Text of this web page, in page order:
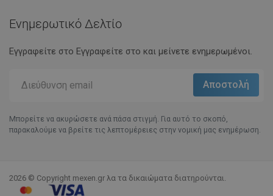
Ενημερωτικό Δελτίο
Εγγραφείτε στο Eγγραφείτε στο και μείνετε ενημερωμένοι.
Μπορείτε να ακυρώσετε ανά πάσα στιγμή. Για αυτό το σκοπό,
παρακαλούμε να βρείτε τις λεπτομέρειες στην νομική μας ενημέρωση.
2026 © Copyright mexen.gr λα τα δικαιώματα διατηρούνται.